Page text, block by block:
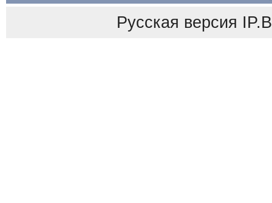
Русская версия